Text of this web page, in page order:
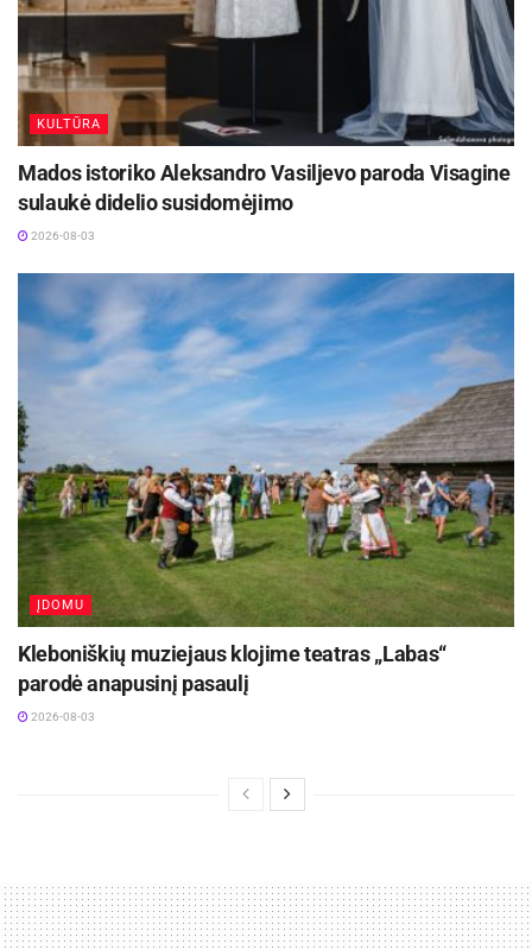
KULTŪRA
Mados istoriko Aleksandro Vasiljevo paroda Visagine
sulaukė didelio susidomėjimo
2026-08-03
ĮDOMU
Kleboniškių muziejaus klojime teatras „Labas“
parodė anapusinį pasaulį
2026-08-03